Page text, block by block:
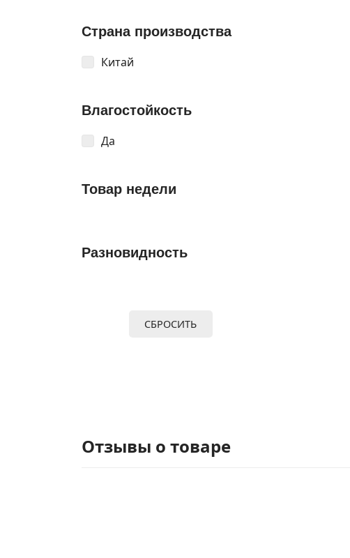
Страна производства
Китай
Влагостойкость
Да
Товар недели
Разновидность
СБРОСИТЬ
Отзывы о товаре